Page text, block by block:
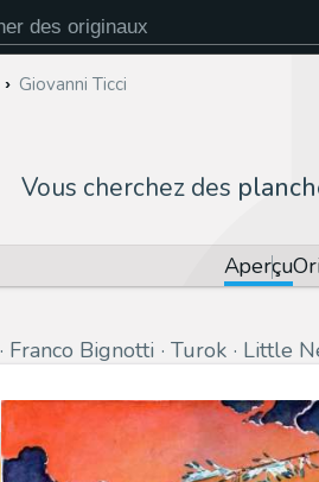
Giovanni Ticci
Vous cherchez des
Aperçu
Franco Bignotti Turok Little